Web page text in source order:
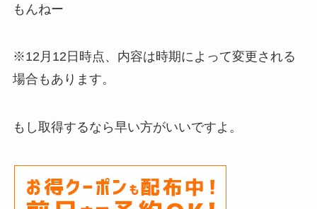
もんねー
※12月12日時点、内容は時期によって変更される
場合もあります。
もし取得するなら早い方がいいですよ。